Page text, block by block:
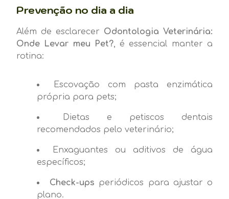
Prevenção no dia a dia
Além de esclarecer Odontologia Veterinária:
Onde Levar meu Pet?, é essencial manter a
rotina:
Escovação com pasta enzimática
própria para pets;
Dietas e petiscos dentais
recomendados pelo veterinário;
Enxaguantes ou aditivos de água
específicos;
Check-ups periódicos para ajustar o
plano.